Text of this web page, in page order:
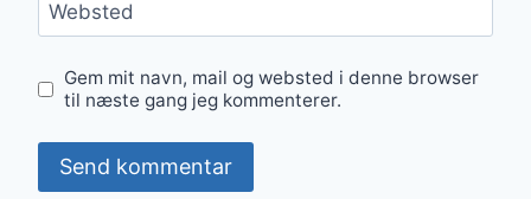
Websted
Gem mit navn, mail og websted i denne browser
til næste gang jeg kommenterer.